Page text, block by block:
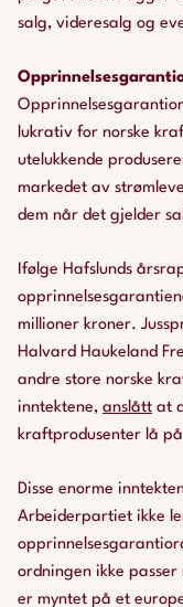
salg, videresalg og
lukrativ for norske
utelukkende
markedet av
dem når det gjelder
Ifølge Hafslunds
millioner kroner.
Halvard Haukeland
andre store norske
inntektene, anslått at
kraftprodusenter lå
Disse enorme
Arbeiderpartiet ikke
ordningen ikke
er myntet på et